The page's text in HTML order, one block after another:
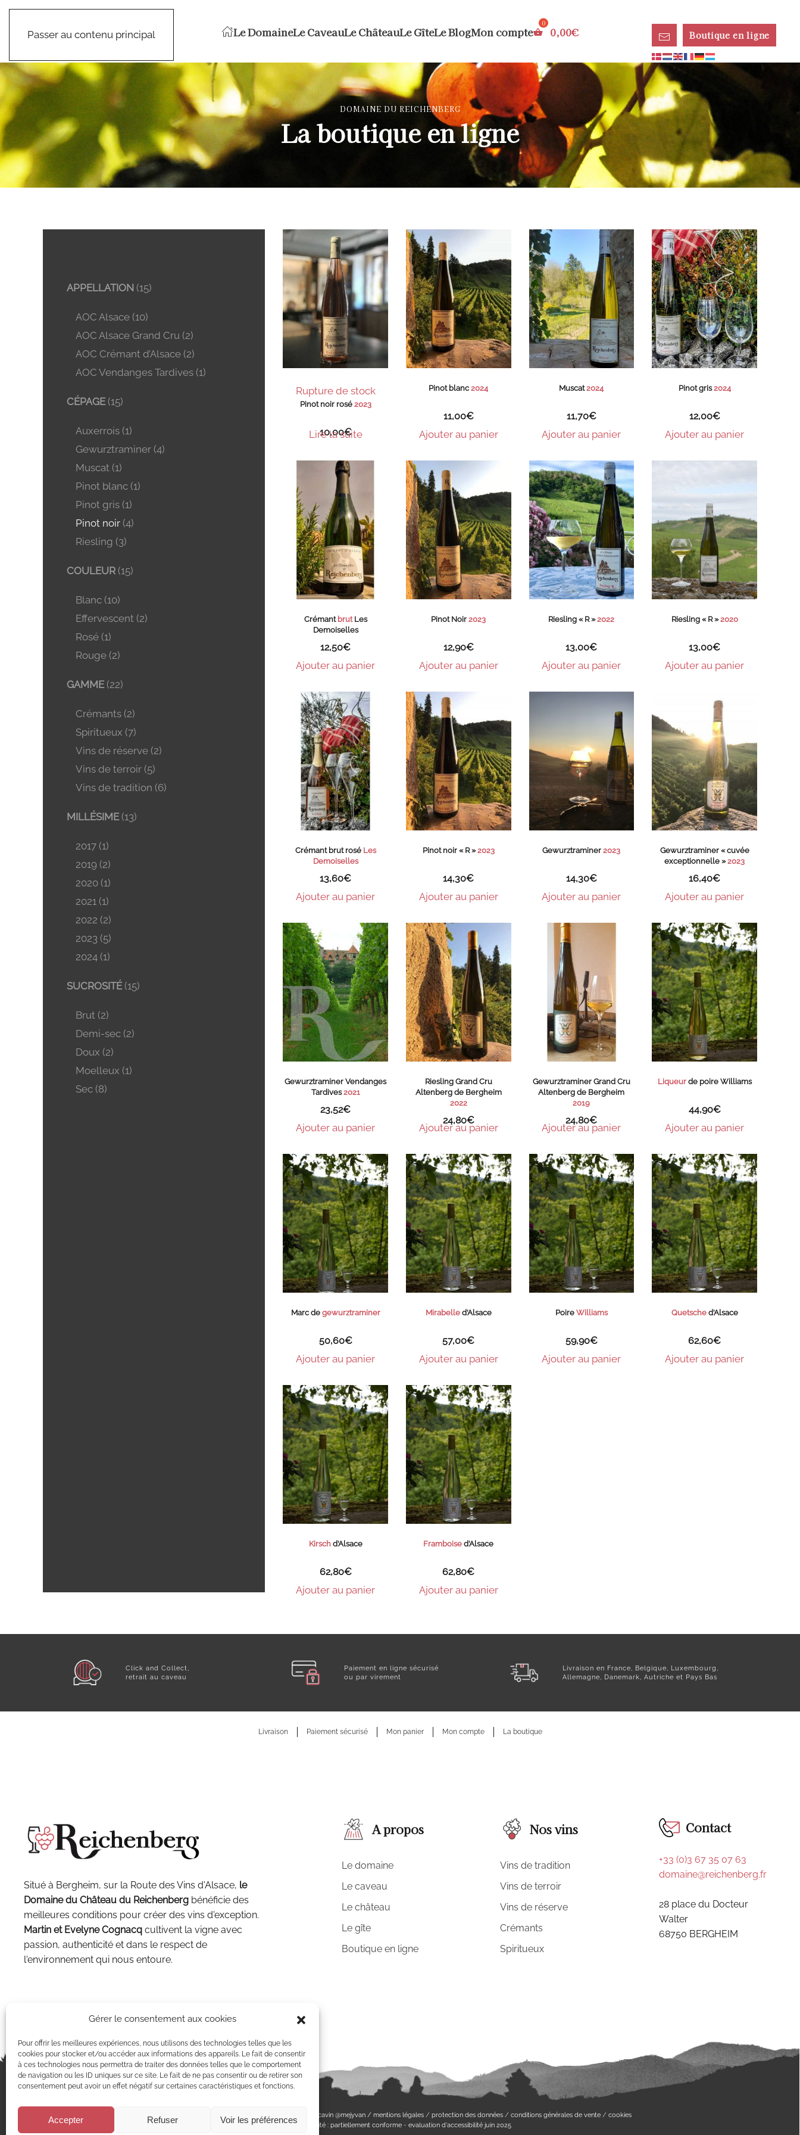
Gérer le consentement aux cookies
Pour offrir les meilleures expériences, nous utilisons des technologies telles que les
cookies pour stocker et/ou accéder aux informations des appareils. Le fait de consentir
à ces technologies nous permettra de traiter des données telles que le comportement
de navigation ou les ID uniques sur ce site. Le fait de ne pas consentir ou de retirer son
consentement peut avoir un effet négatif sur certaines caractéristiques et fonctions.
Accepter Refuser Voir les préférences
Passer au contenu principal Le DomaineLe CaveauLe ChâteauLe GîteLe BlogMon compte 0,00€ Boutique en ligne
DOMAINE DU REICHENBERG
La boutique en ligne
APPELLATION (15)
AOC Alsace (10)
AOC Alsace Grand Cru (2)
AOC Crémant d’Alsace (2)
AOC Vendanges Tardives (1)
CÉPAGE (15)
Auxerrois (1)
Gewurztraminer (4)
Muscat (1)
Pinot blanc (1)
Pinot gris (1)
Pinot noir (4)
Riesling (3)
COULEUR (15)
Blanc (10)
Effervescent (2)
Rosé (1)
Rouge (2)
GAMME (22)
Crémants (2)
Spiritueux (7)
Vins de réserve (2)
Vins de terroir (5)
Vins de tradition (6)
MILLÉSIME (13)
2017 (1)
2019 (2)
2020 (1)
2021 (1)
2022 (2)
2023 (5)
2024 (1)
SUCROSITÉ (15)
Brut (2)
Demi-sec (2)
Doux (2)
Moelleux (1)
Sec (8)
Rupture de stock
Pinot noir rosé 2023
10,00€
Lire la suite
Pinot blanc 2024
11,00€
Ajouter au panier
Muscat2024
11,70€
Ajouter au panier
Pinot gris2024
12,00€
Ajouter au panier
Crémant brutLes
Demoiselles
12,50€
Ajouter au panier
Pinot Noir2023
12,90€
Ajouter au panier
Riesling « R »2022
13,00€
Ajouter au panier
Riesling « R »2020
13,00€
Ajouter au panier
Crémant brut rosé Les
Demoiselles
13,60€
Ajouter au panier
Pinot noir « R »2023
14,30€
Ajouter au panier
Gewurztraminer2023
14,30€
Ajouter au panier
Gewurztraminer « cuvée
exceptionnelle »2023
16,40€
Ajouter au panier
Gewurztraminer Vendanges
Tardives2021
23,52€
Ajouter au panier
Riesling Grand Cru
Altenberg de Bergheim
2022
24,80€
Ajouter au panier
Gewurztraminer Grand Cru
Altenberg de Bergheim
2019
24,80€
Ajouter au panier
Liqueur de poire Williams
44,90€
Ajouter au panier
Marc de gewurztraminer
50,60€
Ajouter au panier
Mirabelle d’Alsace
57,00€
Ajouter au panier
Poire Williams
59,90€
Ajouter au panier
Quetsche d’Alsace
62,60€
Ajouter au panier
Kirsch d’Alsace
62,80€
Ajouter au panier
Framboised’Alsace
62,80€
Ajouter au panier
Click and Collect,
retrait au caveau
Paiement en ligne sécurisé
ou par virement
Livraison en France, Belgique, Luxembourg,
Allemagne, Danemark, Autriche et Pays Bas
Livraison Paiement sécurisé Mon panier Mon compte La boutique
Situé à Bergheim, sur la Route des Vins d'Alsace, le
Domaine du Château du Reichenberg bénéficie des
meilleures conditions pour créer des vins d'exception.
Martin et Evelyne Cognacq cultivent la vigne avec
passion, authenticité et dans le respect de
l'environnement qui nous entoure.
A propos
Le domaine
Le caveau
Le château
Le gîte
Boutique en ligne
Nos vins
Vins de tradition
Vins de terroir
Vins de réserve
Crémants
Spiritueux
Contact
+33 (0)3 67 35 07 63
domaine@reichenberg.fr
28 place du Docteur
Walter
68750 BERGHEIM
Tous droits réservés @attitudedigitale @communicavin @mejyvan / mentions légales / protection des données / conditions générales de vente / cookies
Accessibilité : partiellement conforme- evaluation d'accessibilité juin 2025